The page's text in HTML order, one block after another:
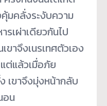
มคลั่งระงับความ
เผ่าเดียวกันไป
าจึงเนรเทศตัวเอง
ต่แล้วเมื่อภัย
เขาจึงมุ่งหน้ากลับ
อน